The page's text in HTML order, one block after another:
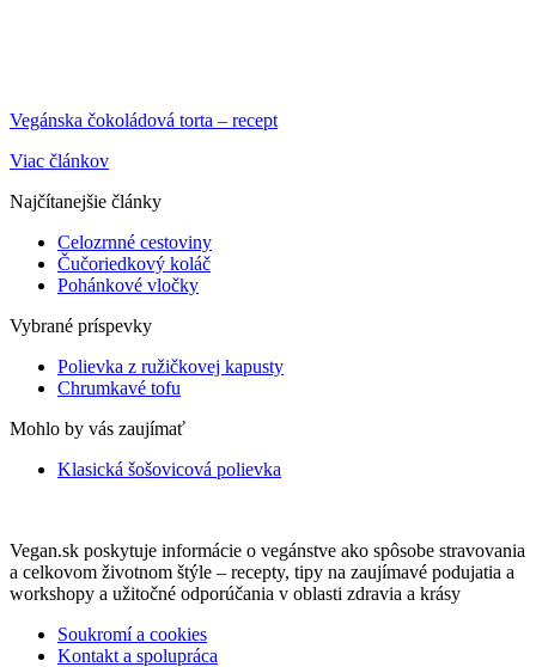
Vegánska čokoládová torta – recept
Viac článkov
Najčítanejšie články
Celozrnné cestoviny
Čučoriedkový koláč
Pohánkové vločky
Vybrané príspevky
Polievka z ružičkovej kapusty
Chrumkavé tofu
Mohlo by vás zaujímať
Klasická šošovicová polievka
Vegan.sk poskytuje informácie o vegánstve ako spôsobe stravovania
a celkovom životnom štýle – recepty, tipy na zaujímavé podujatia a
workshopy a užitočné odporúčania v oblasti zdravia a krásy
Soukromí a cookies
Kontakt a spolupráca